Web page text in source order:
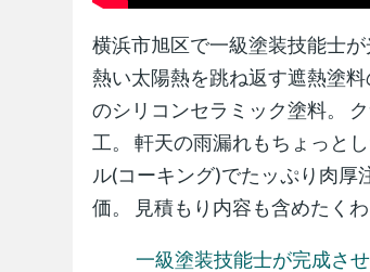
横浜市旭区で一級塗装技能士
熱い太陽熱を跳ね返す遮熱塗
のシリコンセラミック塗料。
工。 軒天の雨漏れもちょっと
ル(コーキング)でたッぷり肉厚
価。 見積もり内容も含めたくわ
一級塗装技能士が完成さ